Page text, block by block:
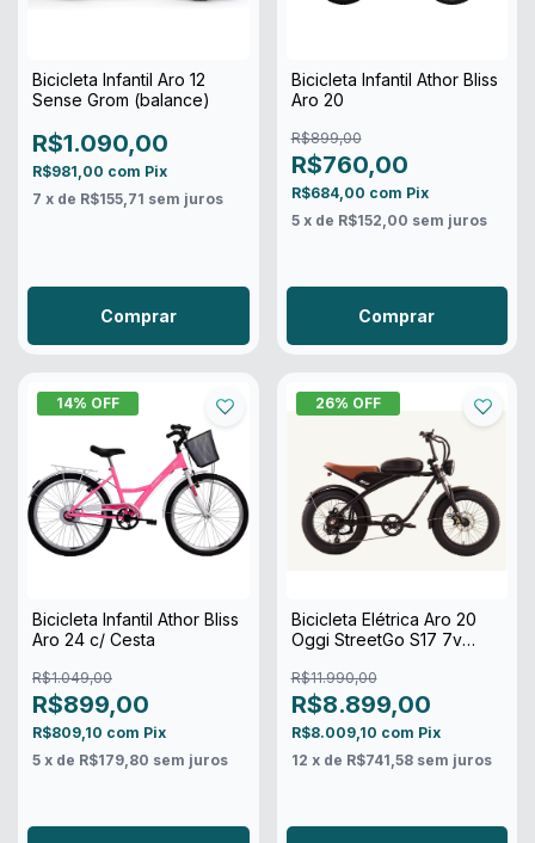
Bicicleta Infantil Aro 12
Sense Grom (balance)
R$1.090,00
R$981,00 com Pix
7 x de R$155,71 sem juros
Comprar
Bicicleta Infantil Athor Bliss
Aro 20
R$899,00
R$760,00
R$684,00 com Pix
5 x de R$152,00 sem juros
Comprar
14% OFF
Bicicleta Infantil Athor Bliss
Aro 24 c/ Cesta
R$1.049,00
R$899,00
R$809,10 com Pix
5 x de R$179,80 sem juros
26% OFF
Bicicleta Elétrica Aro 20
Oggi StreetGo S17 7v
R$11.990,00
R$8.899,00
R$8.009,10 com Pix
12 x de R$741,58 sem juros